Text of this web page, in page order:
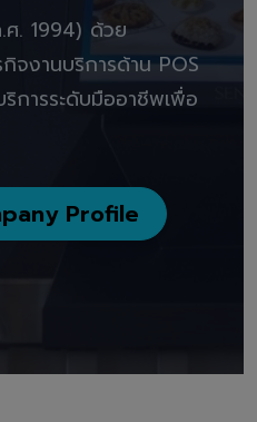
. 1994) ด้วย
จงานบริการด้าน POS
การระดับมืออาชีพเพื่อ
Profile